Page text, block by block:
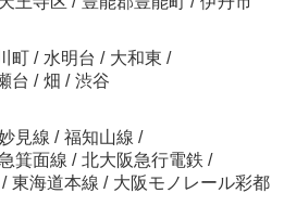
町 / 水明台 / 大和東 /
台 / 畑 / 渋谷
見線 / 福知山線 /
箕面線 / 北大阪急行電鉄 /
/ 東海道本線 / 大阪モノレール彩都